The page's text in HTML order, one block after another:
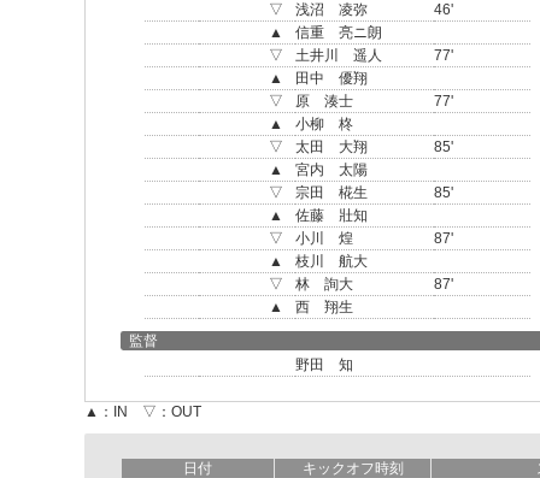
▽
浅沼 凌弥
46'
▲
信重 亮ニ朗
▽
土井川 遥人
77'
▲
田中 優翔
▽
原 湊士
77'
▲
小柳 柊
▽
太田 大翔
85'
▲
宮内 太陽
▽
宗田 椛生
85'
▲
佐藤 壯知
▽
小川 煌
87'
▲
枝川 航大
▽
林 詢大
87'
▲
西 翔生
監督
野田 知
▲：IN ▽：OUT
日付 キックオフ時刻